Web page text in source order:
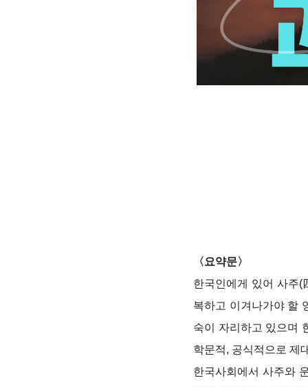
〈요약문〉
한국인에게 있어 사주
복하고 이겨나가야 할
숙이 자리하고 있으며
학문적, 공식적으로 제
한국사회에서 사주와